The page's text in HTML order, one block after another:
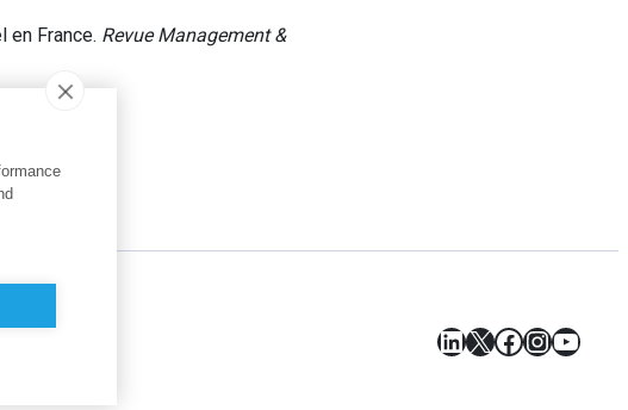
en France. Revue Management &
LinkedIn
X Facebook